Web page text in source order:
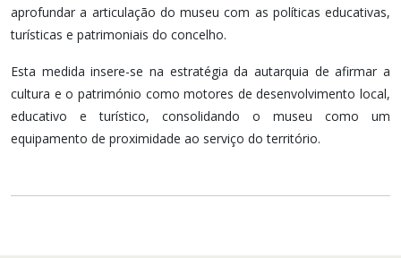
aprofundar a articulação do museu com as políticas educativas,
turísticas e patrimoniais do concelho.
Esta medida insere-se na estratégia da autarquia de afirmar a
cultura e o património como motores de desenvolvimento local,
educativo e turístico, consolidando o museu como um
equipamento de proximidade ao serviço do território.